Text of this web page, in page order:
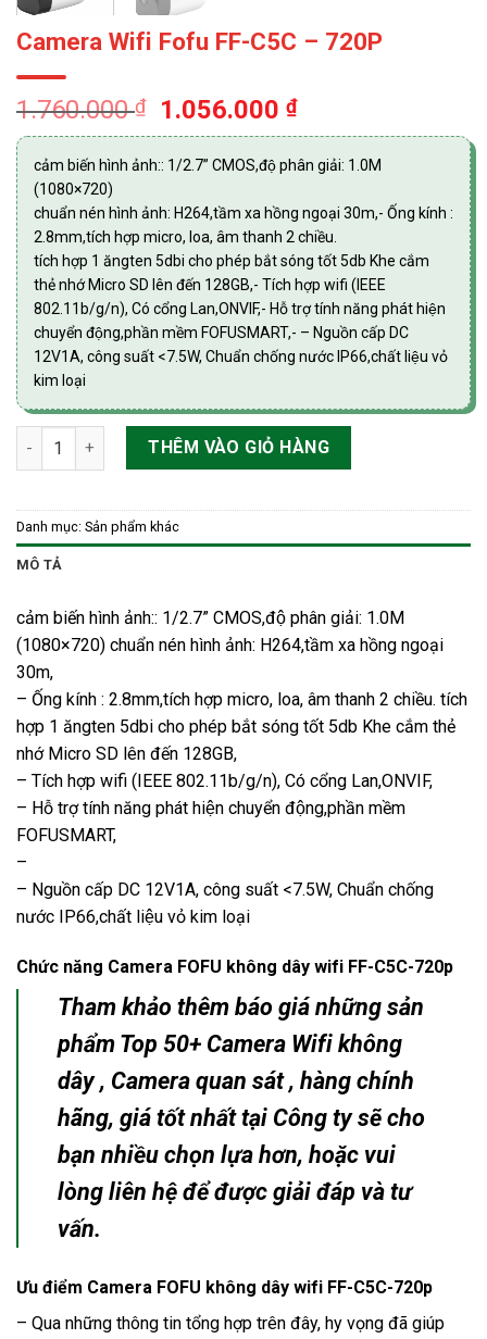
Camera Wifi Fofu FF-C5C – 720P
1.760.000₫
Giá
gốc
là:
1.056.000₫Giá
hiện
tại
1.056.000 ₫.
cảm biến hình ảnh:: 1/2.7” CMOS,độ phân giải: 1.0M
(1080×720)
chuẩn nén hình ảnh: H264,tầm xa hồng ngoại 30m,- Ống kính :
2.8mm,tích hợp micro, loa, âm thanh 2 chiều.
tích hợp 1 ăngten 5dbi cho phép bắt sóng tốt 5db Khe cắm
thẻ nhớ Micro SD lên đến 128GB,- Tích hợp wifi (IEEE
802.11b/g/n), Có cổng Lan,ONVIF,- Hỗ trợ tính năng phát hiện
chuyển động,phần mềm FOFUSMART,- – Nguồn cấp DC
12V1A, công suất <7.5W, Chuẩn chống nước IP66,chất liệu vỏ
kim loại
Camera Wifi Fofu FF-C5C – 720P số lượng
THÊM VÀO GIỎ HÀNG
Danh mục: Sản phẩm khác
MÔ TẢ
cảm biến hình ảnh:: 1/2.7” CMOS,độ phân giải: 1.0M
(1080×720) chuẩn nén hình ảnh: H264,tầm xa hồng ngoại
30m,
– Ống kính : 2.8mm,tích hợp micro, loa, âm thanh 2 chiều. tích
hợp 1 ăngten 5dbi cho phép bắt sóng tốt 5db Khe cắm thẻ
nhớ Micro SD lên đến 128GB,
– Tích hợp wifi (IEEE 802.11b/g/n), Có cổng Lan,ONVIF,
– Hỗ trợ tính năng phát hiện chuyển động,phần mềm
FOFUSMART,
–
– Nguồn cấp DC 12V1A, công suất <7.5W, Chuẩn chống
nước IP66,chất liệu vỏ kim loại
Chức năng Camera FOFU không dây wifi FF-C5C-720p
Tham khảo thêm báo giá những sản
phẩm Top 50+ Camera Wifi không
dây, Camera quan sát, hàng chính
hãng, giá tốt nhất tại Công ty sẽ cho
bạn nhiều chọn lựa hơn, hoặc vui
lòng liên hệ để được giải đáp và tư
vấn.
Ưu điểm Camera FOFU không dây wifi FF-C5C-720p
– Qua những thông tin tổng hợp trên đây, hy vọng đã giúp